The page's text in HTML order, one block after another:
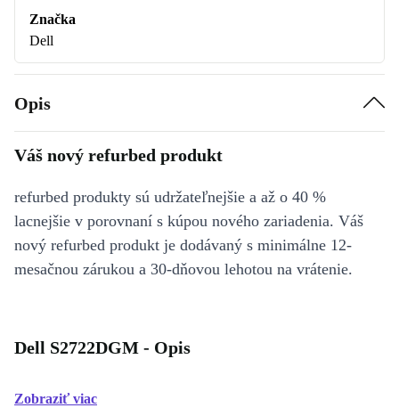
Značka
Dell
Opis
Váš nový refurbed produkt
refurbed produkty sú udržateľnejšie a až o 40 %
lacnejšie v porovnaní s kúpou nového zariadenia. Váš
nový refurbed produkt je dodávaný s minimálne 12-
mesačnou zárukou a 30-dňovou lehotou na vrátenie.
Dell S2722DGM - Opis
Zobraziť viac